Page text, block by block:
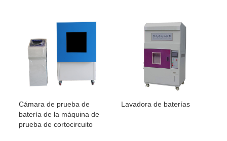
Cámara de prueba de
batería de la máquina de
prueba de cortocircuito
Lavadora de baterías